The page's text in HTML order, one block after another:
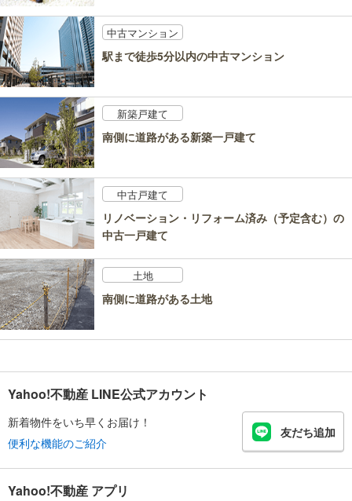
中古マンション
駅まで徒歩5分以内の中古マンション
新築戸建て
南側に道路がある新築一戸建て
中古戸建て
リノベーション・リフォーム済み（予定含む）の
中古一戸建て
土地
南側に道路がある土地
Yahoo!不動産 LINE公式アカウント
新着物件をいち早くお届け！
便利な機能のご紹介
友だち追加
Yahoo!不動産 アプリ